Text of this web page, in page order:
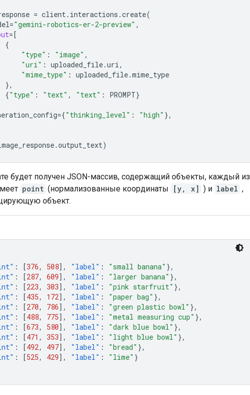
= client. interactions .create(
="gemini-robotics-er-2-preview" ,
=[
{
"type" : "image" ,
"uri" : uploaded_file.uri,
"mime_type" : uploaded_file.mime_type
},
{"type" : "text" , "text" : PROMPT}
={"thinking_level" : "high" },
.output_text)
будет получен JSON-массив, содержащий объекты, каждый из
point (нормализованные координаты [y, x] ) и label ,
объект.
: [376, 508], "label" : "small banana" },
: [287, 609], "label" : "larger banana" },
: [223, 303], "label" : "pink starfruit" },
: [435, 172], "label" : "paper bag" },
: [270, 786], "label" : "green plastic bowl" },
: [488, 775], "label" : "metal measuring cup" },
: [673, 580], "label" : "dark blue bowl" },
: [471 , 353], "label" : "light blue bowl" },
: [492, 497], "label" : "bread" },
: [525, 429], "label" : "lime" }